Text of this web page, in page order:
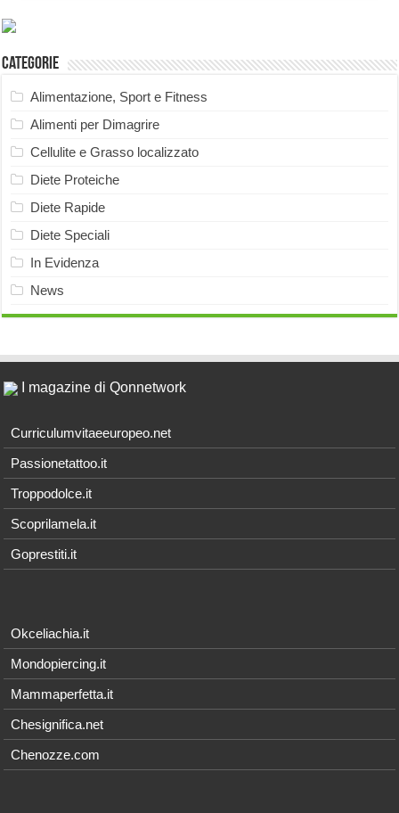
Categorie
Alimentazione, Sport e Fitness
Alimenti per Dimagrire
Cellulite e Grasso localizzato
Diete Proteiche
Diete Rapide
Diete Speciali
In Evidenza
News
I magazine di Qonnetwork
Curriculumvitaeeuropeo.net
Passionetattoo.it
Troppodolce.it
Scoprilamela.it
Goprestiti.it
Okceliachia.it
Mondopiercing.it
Mammaperfetta.it
Chesignifica.net
Chenozze.com